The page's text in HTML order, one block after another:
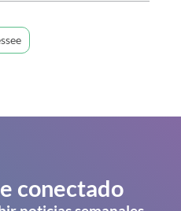
conectado